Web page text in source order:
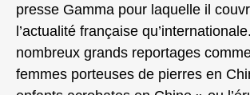
presse Gamma pour laquelle il
l’actualité française
nombreux grands reportages
femmes porteuses de pierres en